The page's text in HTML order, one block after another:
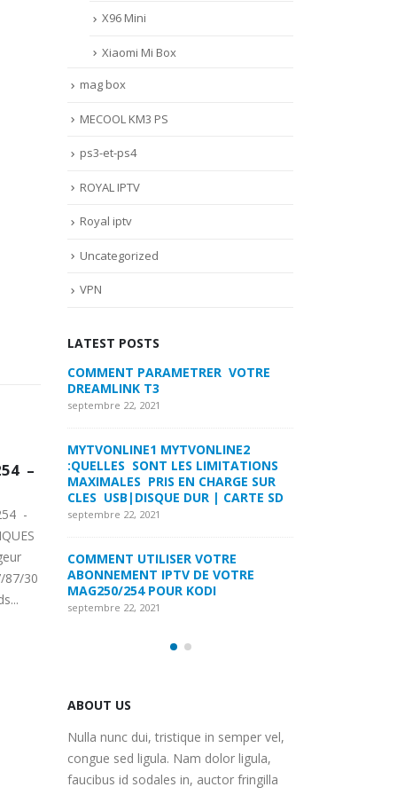
A
.
et
11
Sep
MAG425A:COMMENT
INSTALLER DES
APPLICATIONS ET DES
JEUX?
MAG425A:COMMENT
INSTALLER DES
APPLICATIONS ET DES JEUX?
Google Play Store ou Google
Lire la suite
X96 Mini
Xiaomi Mi Box
mag box
MECOOL KM3 PS
ps3-et-ps4
ROYAL IPTV
Royal iptv
Uncategorized
VPN
LATEST POSTS
SUR
SD
MYTVONLINE2 :CONFIGURATION ET
VERROUILLAGE DES FAVORIS AVEC
LA FORMULER Z8 ET Z ALPHA
COMMENT SUPPRIMER
L’HISTORIQUE DES LISTES DE
SURVEILLANCE VOD?
septembre 22, 2021
FREEBOX : CHANGER DE CANAL WIFI
POUR OPTIMISER VOTRE
CONNECTION INTERNET
septembre 22, 2021
ABOUT US
Nulla nunc dui, tristique in semper vel,
congue sed ligula. Nam dolor ligula,
faucibus id sodales in, auctor fringilla